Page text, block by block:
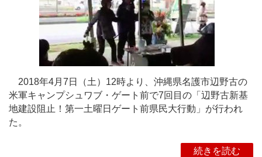
2018年4月7日（土）12時より、沖縄県名護市辺野古の
米軍キャンプシュワブ・ゲート前で7回目の「辺野古新基
地建設阻止！第一土曜日ゲート前県民大行動」が行われ
た。
続きを読む